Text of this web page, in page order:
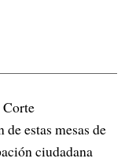
Corte
estas mesas de
ciudadana